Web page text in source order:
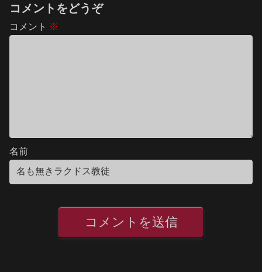
コメントをどうぞ
コメント ※
名前